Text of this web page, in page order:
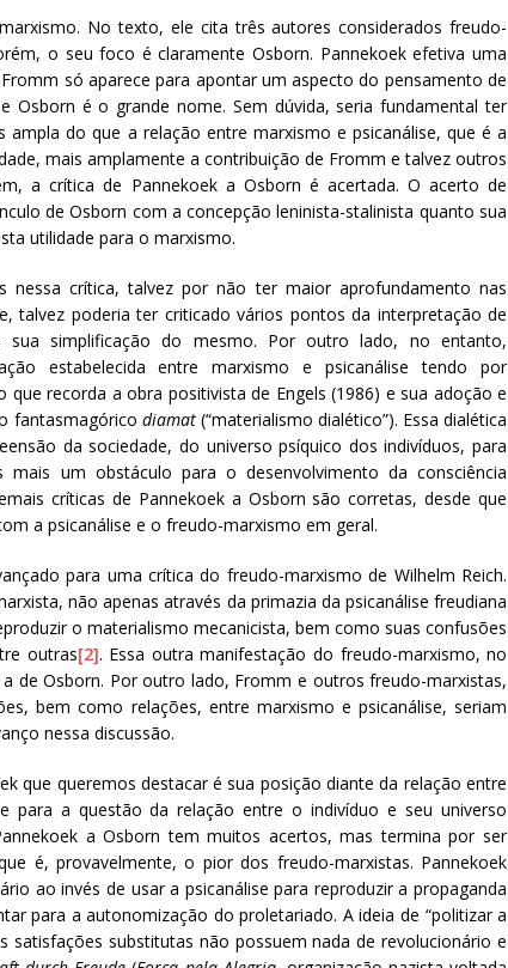
No texto, ele cita três autores considerados freudo-
o seu foco é claramente Osborn. Pannekoek efetiva uma
só aparece para apontar um aspecto do pensamento de
Osborn é o grande nome. Sem dúvida, seria fundamental ter
ampla do que a relação entre marxismo e psicanálise, que é a
mais amplamente a contribuição de Fromm e talvez outros
a crítica de Pannekoek a Osborn é acertada. O acerto de
de Osborn com a concepção leninista-stalinista quanto sua
utilidade para o marxismo.
nessa crítica, talvez por não ter maior aprofundamento nas
talvez poderia ter criticado vários pontos da interpretação de
simplificação do mesmo. Por outro lado, no entanto,
estabelecida entre marxismo e psicanálise tendo por
que recorda a obra positivista de Engels (1986) e sua adoção e
fantasmagórico diamat(“materialismo dialético”). Essa dialética
da sociedade, do universo psíquico dos indivíduos, para
um obstáculo para o desenvolvimento da consciência
críticas de Pannekoek a Osborn são corretas, desde que
a psicanálise e o freudo-marxismo em geral.
para uma crítica do freudo-marxismo de Wilhelm Reich.
não apenas através da primazia da psicanálise freudiana
o materialismo mecanicista, bem como suas confusões
outras[2]. Essa outra manifestação do freudo-marxismo, no
de Osborn. Por outro lado, Fromm e outros freudo-marxistas,
bem como relações, entre marxismo e psicanálise, seriam
nessa discussão.
que queremos destacar é sua posição diante da relação entre
para a questão da relação entre o indivíduo e seu universo
a Osborn tem muitos acertos, mas termina por ser
é, provavelmente, o pior dos freudo-marxistas. Pannekoek
ao invés de usar a psicanálise para reproduzir a propaganda
para a autonomização do proletariado. A ideia de “politizar a
satisfações substitutas não possuem nada de revolucionário e